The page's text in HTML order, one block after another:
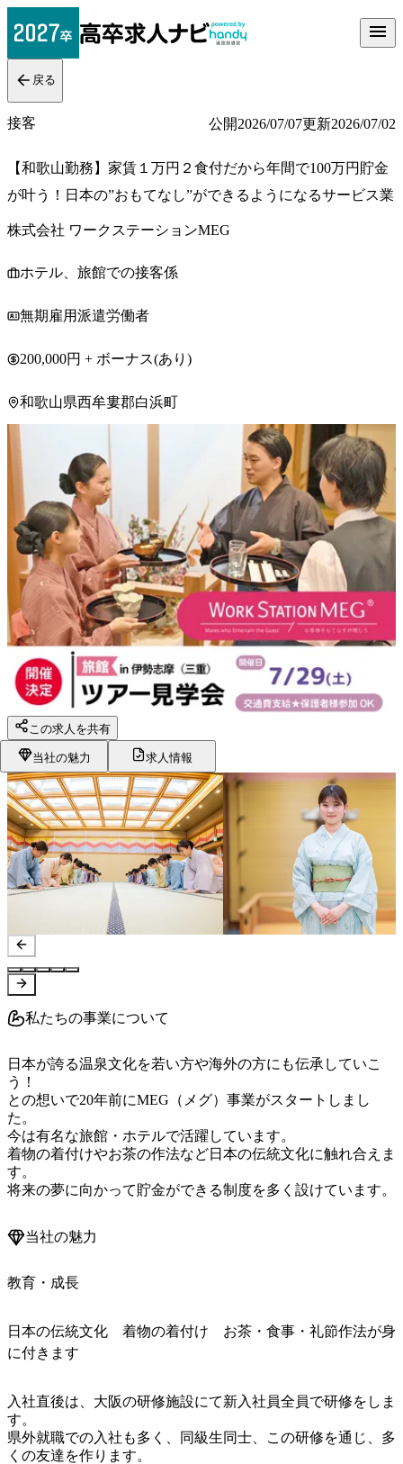
戻る
接客 公開2026/07/07更新2026/07/02
【和歌山勤務】家賃１万円２食付だから年間で100万円貯金
が叶う！日本の”おもてなし”ができるようになるサービス業
株式会社 ワークステーションMEG
ホテル、旅館での接客係
無期雇用派遣労働者
200,000円 + ボーナス(あり)
和歌山県西牟婁郡白浜町
この求人を共有
当社の魅力 求人情報
私たちの事業について
日本が誇る温泉文化を若い方や海外の方にも伝承していこ
う！
との想いで20年前にMEG（メグ）事業がスタートしまし
た。
今は有名な旅館・ホテルで活躍しています。
着物の着付けやお茶の作法など日本の伝統文化に触れ合えま
す。
将来の夢に向かって貯金ができる制度を多く設けています。
当社の魅力
教育・成長
日本の伝統文化 着物の着付け お茶・食事・礼節作法が身
に付きます
入社直後は、大阪の研修施設にて新入社員全員で研修をしま
す。
県外就職での入社も多く、同級生同士、この研修を通じ、多
くの友達を作ります。